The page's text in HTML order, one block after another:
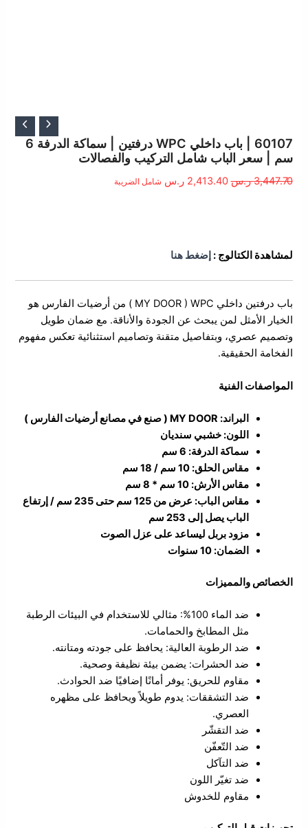
60107 | باب داخلي WPC درفتين | سماكة الدرفة 6
سم | سعر الباب شامل التركيب والفصالات
3,447.70 ر.س
الأصلي
هو:
2,413.40 ر.س
الحالي
هو:
شامل الضريبة
لمشاهدة الكتالوج :إضغط هنا
باب درفتين داخلي MY DOOR ) WPC ) من أرضيات الفارس هو
الخيار الأمثل لمن يبحث عن الجودة والأناقة. مع ضمان طويل
وتصميم عصري، وبتفاصيل متقنة وتصاميم استثنائية تعكس مفهوم
الفخامة الحقيقية.
المواصفات الفنية
البراند: MY DOOR ( صنع في مصانع أرضيات الفارس )
اللون: خشبي سنديان
سماكة الدرفة: 6 سم
مقاس الحلق: 10 سم / 18 سم
مقاس الأرش: 10 سم * 8 سم
مقاس الباب: عرض من 125 سم حتى 235 سم / إرتفاع
الباب يصل إلى 253 سم
مزود بربل ليساعد على عزل الصوت
الضمان: 10 سنوات
الخصائص والمميزات
ضد الماء 100%: مثالي للاستخدام في البيئات الرطبة
مثل المطابخ والحمامات.
ضد الرطوبة العالية: يحافظ على جودته ومتانته.
ضد الحشرات: يضمن بيئة نظيفة وصحية.
مقاوم للحريق: يوفر أمانًا إضافيًا ضد الحوادث.
ضد التشققات: يدوم طويلاً ويحافظ على مظهره
العصري.
ضد التقشّر
ضد التّعفّن
ضد التآكل
ضد تغيّر اللون
مقاوم للخدوش